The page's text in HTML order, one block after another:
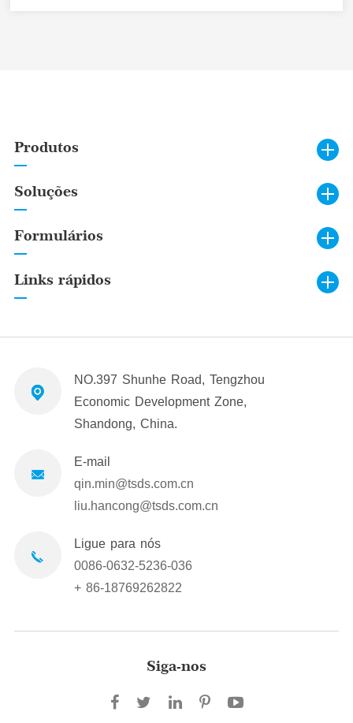
Produtos
Soluções
Formulários
Links rápidos
NO.397 Shunhe Road, Tengzhou
Economic Development Zone,
Shandong, China.
E-mail
qin.min@tsds.com.cn
liu.hancong@tsds.com.cn
Ligue para nós
0086-0632-5236-036
+ 86-18769262822
Siga-nos